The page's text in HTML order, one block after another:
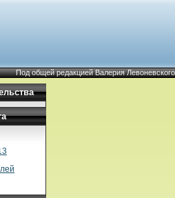
Под общей редакцией Валерия Левоневского